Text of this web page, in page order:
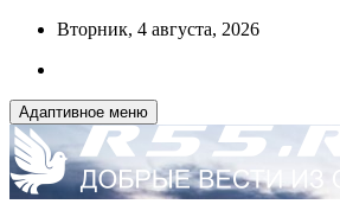
Перейти
содержимому
Вторник, 4 августа, 2026
Адаптивное меню